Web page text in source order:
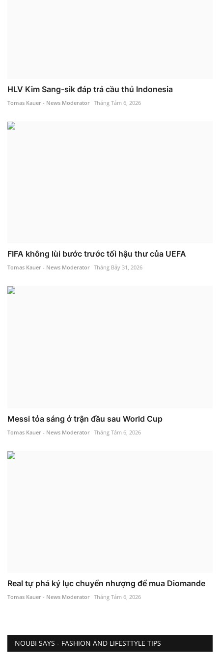
HLV Kim Sang-sik đáp trả cầu thủ Indonesia
Tomas Kauer - News Moderator Tháng Tám 6, 2026
FIFA không lùi bước trước tối hậu thư của UEFA
Tomas Kauer - News Moderator Tháng Bảy 31, 2026
Messi tỏa sáng ở trận đầu sau World Cup
Tomas Kauer - News Moderator Tháng Tám 6, 2026
Real tự phá kỷ lục chuyển nhượng để mua Diomande
Tomas Kauer - News Moderator Tháng Tám 6, 2026
NOUBI SAYS - FASHION AND LIFESTTYLE TIPS